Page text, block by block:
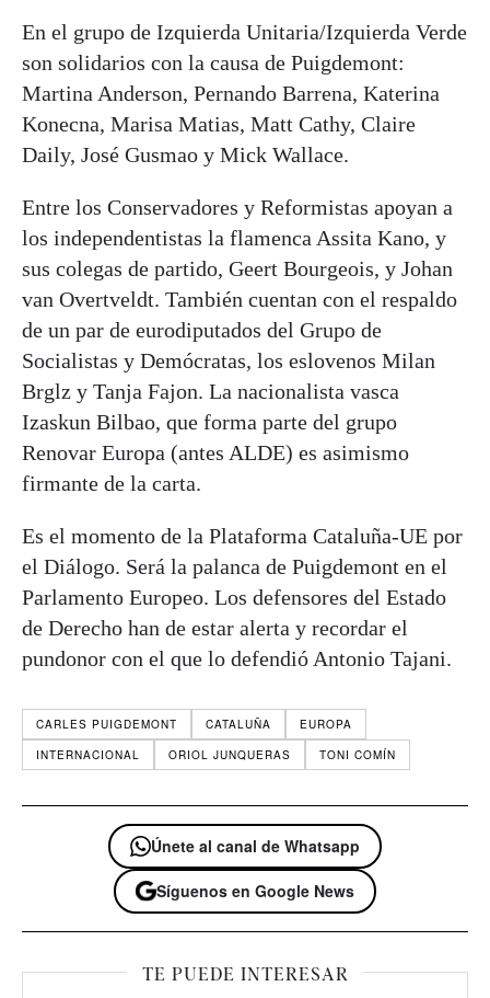
En el grupo de Izquierda Unitaria/Izquierda Verde
son solidarios con la causa de Puigdemont:
Martina Anderson, Pernando Barrena, Katerina
Konecna, Marisa Matias, Matt Cathy, Claire
Daily, José Gusmao y Mick Wallace.
Entre los Conservadores y Reformistas apoyan a
los independentistas la flamenca Assita Kano, y
sus colegas de partido, Geert Bourgeois, y Johan
van Overtveldt. También cuentan con el respaldo
de un par de eurodiputados del Grupo de
Socialistas y Demócratas, los eslovenos Milan
Brglz y Tanja Fajon. La nacionalista vasca
Izaskun Bilbao, que forma parte del grupo
Renovar Europa (antes ALDE) es asimismo
firmante de la carta.
Es el momento de la Plataforma Cataluña-UE por
el Diálogo. Será la palanca de Puigdemont en el
Parlamento Europeo. Los defensores del Estado
de Derecho han de estar alerta y recordar el
pundonor con el que lo defendió Antonio Tajani.
CARLES PUIGDEMONT CATALUÑA
EUROPA
INTERNACIONAL
ORIOL JUNQUERAS TONI COMÍN
Únete al canal de Whatsapp
Síguenos en Google News
TE PUEDE INTERESAR